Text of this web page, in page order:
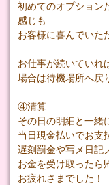
初めてのオプション
感じも
お客様に喜んでいた
お仕事が続いていれ
場合は待機場所へ戻
④清算
その日の明細と一緒
当日現金払いでお支
遅刻罰金や写メ日記
お金を受け取ったら
お疲れさまでした！